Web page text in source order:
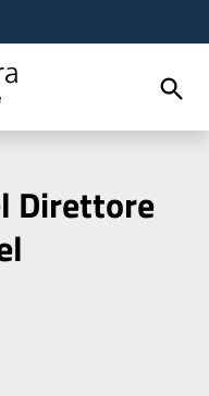
Direttore